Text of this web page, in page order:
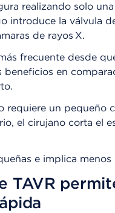
realizando solo
introduce la válvula
de rayos X.
frecuente desde
en
requiere un pequeño
el cirujano corta el
e implica
TAVR